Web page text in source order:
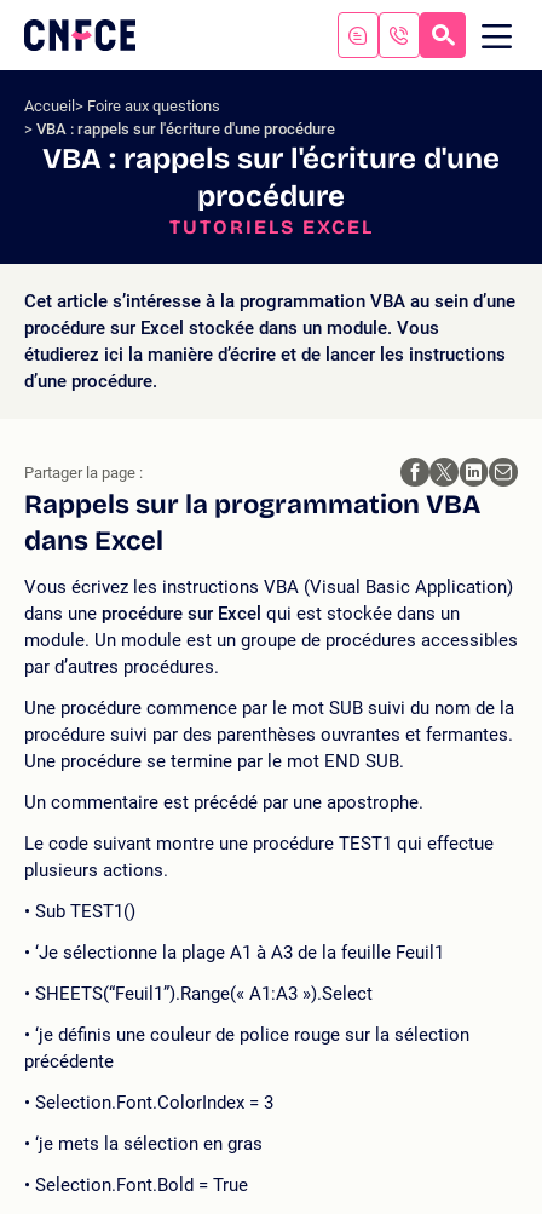
contenu
menu
Logo
site
Accueil
Foire aux questions
VBA : rappels sur l'écriture d'une procédure
VBA : rappels sur l'écriture d'une
procédure
TUTORIELS EXCEL
Cet article s’intéresse à la programmation VBA au sein d’une
procédure sur Excel stockée dans un module. Vous
étudierez ici la manière d’écrire et de lancer les instructions
d’une procédure.
Rappels sur la programmation VBA
dans Excel
Vous écrivez les instructions VBA (Visual Basic Application)
dans une procédure sur Excel qui est stockée dans un
module. Un module est un groupe de procédures accessibles
par d’autres procédures.
Une procédure commence par le mot SUB suivi du nom de la
procédure suivi par des parenthèses ouvrantes et fermantes.
Une procédure se termine par le mot END SUB.
Un commentaire est précédé par une apostrophe.
Le code suivant montre une procédure TEST1 qui effectue
plusieurs actions.
Sub TEST1()
‘Je sélectionne la plage A1 à A3 de la feuille Feuil1
SHEETS(“Feuil1”).Range(« A1:A3 »).Select
‘je définis une couleur de police rouge sur la sélection
précédente
Selection.Font.ColorIndex = 3
‘je mets la sélection en gras
Selection.Font.Bold = True
Partager la page :